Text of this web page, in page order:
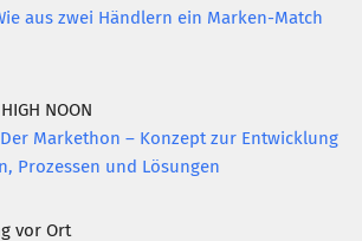
aus zwei Händlern ein Marken-Match
NOON
Markethon – Konzept zur Entwicklung
Prozessen und Lösungen
vor Ort